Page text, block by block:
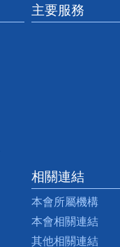
主要服務
相關連結
本會所屬機構
本會相關連結
其他相關連結